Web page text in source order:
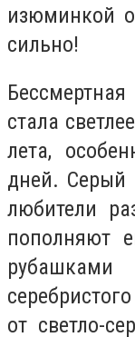
изюминкой
сильно!
стала
лета,
дней. Серый
любители
пополняют
рубашками
от светло-